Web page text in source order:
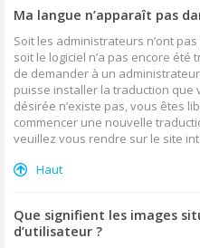
Ma langue n’apparaît pas
Soit les administrateurs n’ont
soit le logiciel n’a pas encore
de demander à un
puisse installer la traduction que
désirée n’existe pas, vous êtes
commencer une nouvelle
veuillez vous rendre sur le site
Haut
Que signifient les images
d’utilisateur ?